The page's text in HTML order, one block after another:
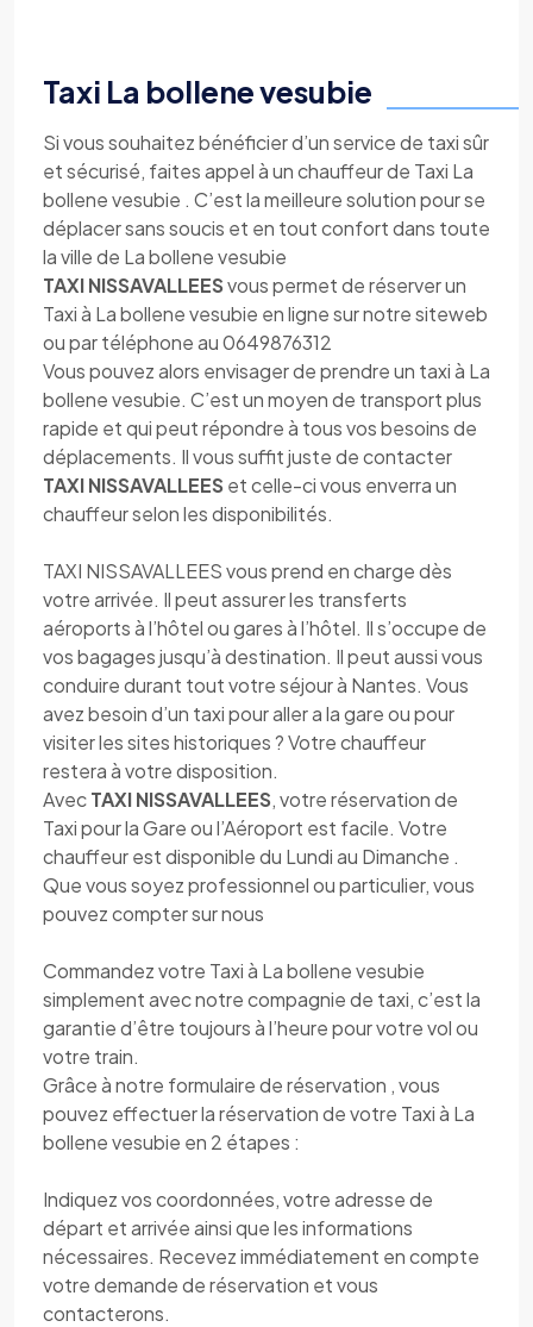
Taxi La bollene vesubie
Si vous souhaitez bénéficier d’un service de taxi sûr
et sécurisé, faites appel à un chauffeur de Taxi La
bollene vesubie . C’est la meilleure solution pour se
déplacer sans soucis et en tout confort dans toute
la ville de La bollene vesubie
TAXI NISSAVALLEESvous permet de réserver un
Taxi à La bollene vesubie en ligne sur notre siteweb
ou par téléphone au 0649876312
Vous pouvez alors envisager de prendre un taxi à La
bollene vesubie. C’est un moyen de transport plus
rapide et qui peut répondre à tous vos besoins de
déplacements. Il vous suffit juste de contacter
TAXI NISSAVALLEES et celle-ci vous enverra un
chauffeur selon les disponibilités.
TAXI NISSAVALLEES vous prend en charge dès
votre arrivée. Il peut assurer les transferts
aéroports à l’hôtel ou gares à l’hôtel. Il s’occupe de
vos bagages jusqu’à destination. Il peut aussi vous
conduire durant tout votre séjour à Nantes. Vous
avez besoin d’un taxi pour aller a la gare ou pour
visiter les sites historiques ? Votre chauffeur
restera à votre disposition.
AvecTAXI NISSAVALLEES, votre réservation de
Taxi pour la Gare ou l’Aéroport est facile. Votre
chauffeur est disponible du Lundi au Dimanche .
Que vous soyez professionnel ou particulier, vous
pouvez compter sur nous
Commandez votre Taxi à La bollene vesubie
simplement avec notre compagnie de taxi, c’est la
garantie d’être toujours à l’heure pour votre vol ou
votre train.
Grâce à notre formulaire de réservation , vous
pouvez effectuer la réservation de votre Taxi à La
bollene vesubie en 2 étapes :
Indiquez vos coordonnées, votre adresse de
départ et arrivée ainsi que les informations
nécessaires. Recevez immédiatement en compte
votre demande de réservation et vous
contacterons.